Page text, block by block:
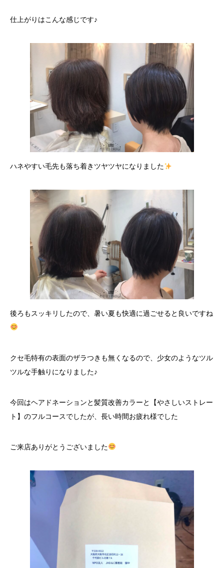
仕上がりはこんな感じです♪
ハネやすい毛先も落ち着きツヤツヤになりました
後ろもスッキリしたので、暑い夏も快適に過ごせると良いですね
クセ毛特有の表面のザラつきも無くなるので、少女のようなツル
ツルな手触りになりました♪
今回はヘアドネーションと髪質改善カラーと【やさしいストレー
ト】のフルコースでしたが、長い時間お疲れ様でした
ご来店ありがとうございました